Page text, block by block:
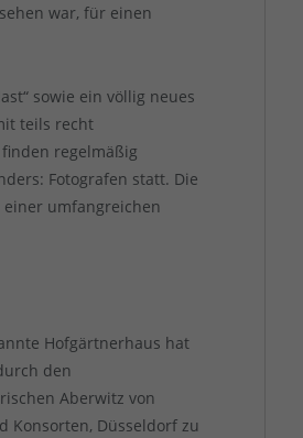
war, für einen
sowie ein völlig neues
teils recht
regelmäßig
Fotografen statt. Die
umfangreichen
Hofgärtnerhaus hat
den
Aberwitz von
Konsorten, Düsseldorf zu